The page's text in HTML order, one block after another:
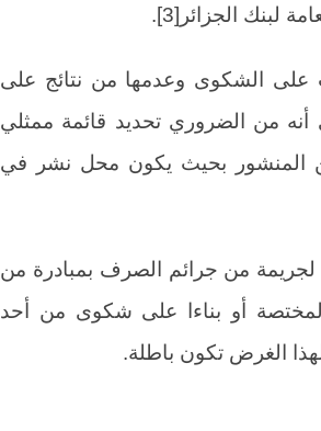
لبنك الجزائر[3].
على الشكوى وعدمها من نتائج على
أنه من الضروري تحديد قائمة ممثلي
المنشور بحيث يكون محل نشر في
لجريمة من جرائم الصرف بمبادرة من
أو بناءا على شكوى من أحد
الغرض تكون باطلة.